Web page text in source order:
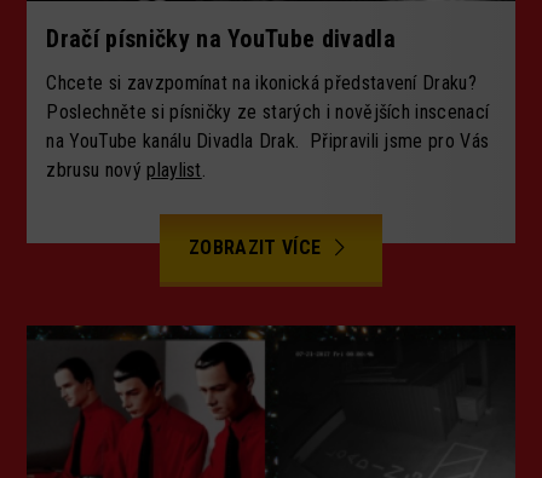
Dračí písničky na YouTube divadla
Chcete si zavzpomínat na ikonická představení Draku?
Poslechněte si písničky ze starých i novějších inscenací
na YouTube kanálu Divadla Drak. Připravili jsme pro Vás
zbrusu nový playlist
ZOBRAZIT VÍCE